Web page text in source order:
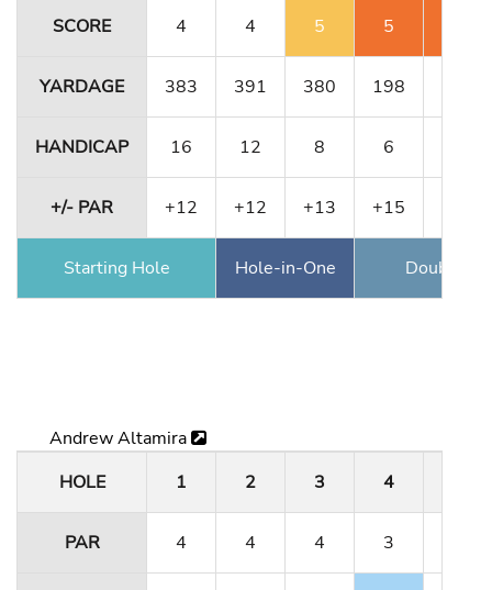
SCORE 4 4 5 5
YARDAGE 383 391 380 198
HANDICAP 16 12 8 6
+/- PAR +12 +12 +13 +15
Starting Hole Hole-in-One Double
Andrew Altamira
HOLE
1 2 3 4
PAR 4 4 4 3